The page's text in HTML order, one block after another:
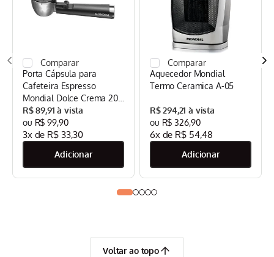
Porta Cápsula para
Cafeteira Espresso
Mondial Dolce Crema 20
Bar Mondial Preto/Inox -
CPC-DG
R$ 89,91
R$ 99,90
3x de R$ 33,30
Aquecedor Mondial
Termo Ceramica A-05
R$ 294,21
R$ 326,90
6x de R$ 54,48
Voltar ao topo